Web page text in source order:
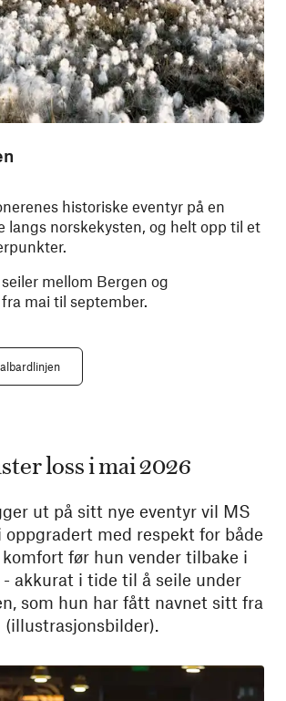
historiske eventyr på en
langs norskekysten, og helt opp til et
mellom Bergen og
mai til september.
loss i mai 2026
ut på sitt nye eventyr vil MS
med respekt for både
før hun vender tilbake i
akkurat i tide til å seile under
som hun har fått navnet sitt fra
(illustrasjonsbilder).